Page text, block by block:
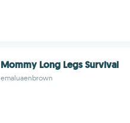
Mommy Long Legs Survival
emaluaenbrown